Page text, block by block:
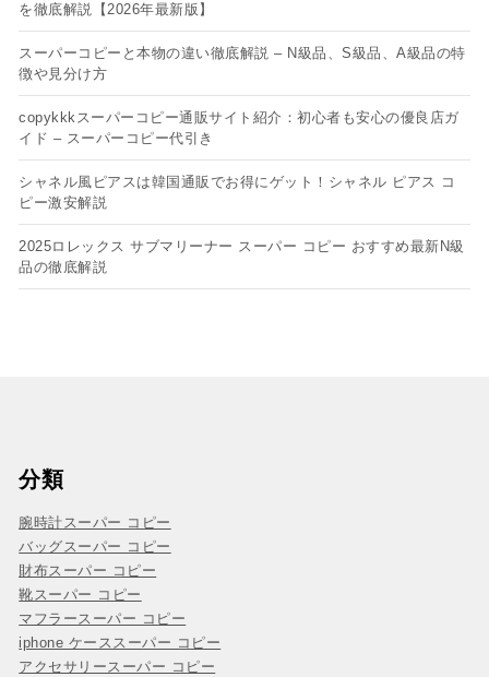
を徹底解説【2026年最新版】
スーパーコピーと本物の違い徹底解説 – N級品、S級品、A級品の特
徴や見分け方
copykkkスーパーコピー通販サイト紹介：初心者も安心の優良店ガ
イド – スーパーコピー代引き
シャネル風ピアスは韓国通販でお得にゲット！シャネル ピアス コ
ピー​激安解説
2025ロレックス サブマリーナー スーパー コピー おすすめ最新N級
品の徹底解説
分類
腕時計スーパー コピー
バッグスーパー コピー
財布スーパー コピー
靴スーパー コピー
マフラースーパー コピー
iphone ケーススーパー コピー
アクセサリースーパー コピー